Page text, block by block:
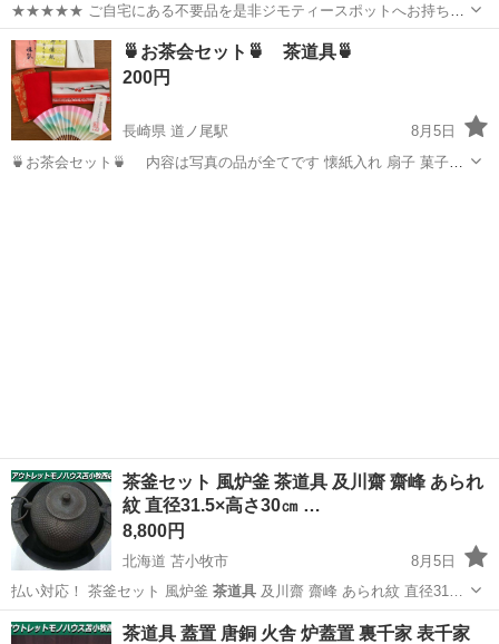
★★★★★ ご自宅にある不要品を是非ジモティースポットへお持ち込
みしませんか？ 家電、趣味・スポーツ・レジャー用品、こども用品、
衣料服飾品、生活雑貨、家具、本、CD・DVDなどが無料でまとめて持
ち込めます！ ※詳細はこ...
埼玉 坂戸市 その他 帛紗
🍵お茶会セット🍵 茶道具🍵
200円
長崎県 道ノ尾駅
8月5日
🍵お茶会セット🍵 内容は写真の品が全てです 懐紙入れ 扇子 菓子切
茶釜セット 風炉釜 茶道具 及川齋 齋峰 あられ
紋 直径31.5×高さ30㎝ …
8,800円
北海道 苫小牧市
8月5日
払い対応！ 茶釜セット 風炉釜 茶道具 及川齋 齋峰 あられ紋 直径31…
北海道 苫小牧市 その他 茶釜
茶道具 蓋置 唐銅 火舎 炉蓋置 裏千家 表千家